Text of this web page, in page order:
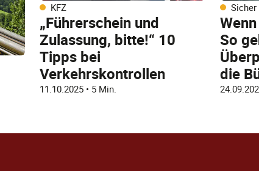
KFZ
„Führerschein und
Zulassung, bitte!“ 10
Tipps bei
Verkehrskontrollen
11.10.2025 • 5 Min.
So
die